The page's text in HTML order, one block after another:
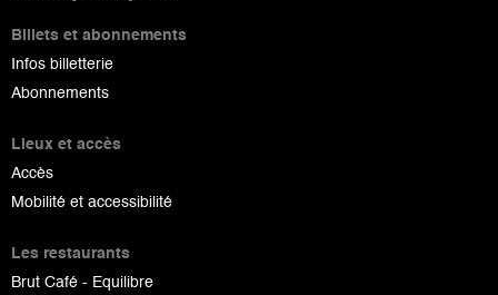
Billets et abonnements
Infos billetterie
Abonnements
Lieux et accès
Accès
Mobilité et accessibilité
Les restaurants
Brut Café - Equilibre